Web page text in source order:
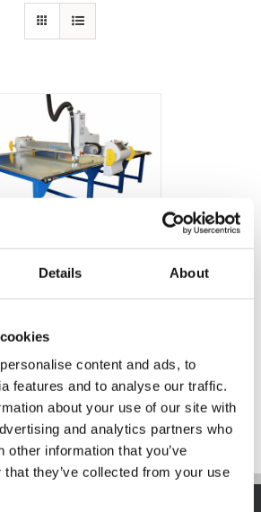
Details About
content and ads, to
features and to analyse our traffic.
about your use of our site with
and analytics partners who
other information that you’ve
they’ve collected from your use
L135
Detaljer